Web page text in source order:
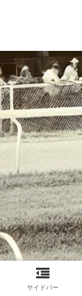
サイドバー